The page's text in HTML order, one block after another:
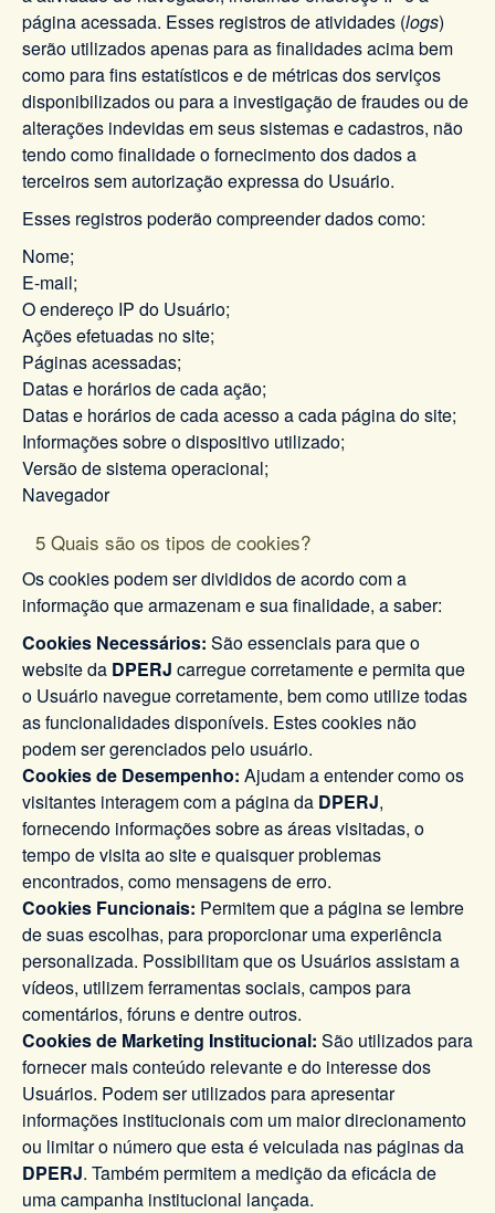
página acessada. Esses registros de atividades (logs)
serão utilizados apenas para as finalidades acima bem
como para fins estatísticos e de métricas dos serviços
disponibilizados ou para a investigação de fraudes ou de
alterações indevidas em seus sistemas e cadastros, não
tendo como finalidade o fornecimento dos dados a
terceiros sem autorização expressa do Usuário.
Esses registros poderão compreender dados como:
Nome;
E-mail;
O endereço IP do Usuário;
Ações efetuadas no site;
Páginas acessadas;
Datas e horários de cada ação;
Datas e horários de cada acesso a cada página do site;
Informações sobre o dispositivo utilizado;
Versão de sistema operacional;
Navegador
5 Quais são os tipos de cookies?
Os cookies podem ser divididos de acordo com a
informação que armazenam e sua finalidade, a saber:
Cookies Necessários: São essenciais para que o
website da DPERJ carregue corretamente e permita que
o Usuário navegue corretamente, bem como utilize todas
as funcionalidades disponíveis. Estes cookies não
podem ser gerenciados pelo usuário.
Cookies de Desempenho: Ajudam a entender como os
visitantes interagem com a página da DPERJ,
fornecendo informações sobre as áreas visitadas, o
tempo de visita ao site e quaisquer problemas
encontrados, como mensagens de erro.
Cookies Funcionais: Permitem que a página se lembre
de suas escolhas, para proporcionar uma experiência
personalizada. Possibilitam que os Usuários assistam a
vídeos, utilizem ferramentas sociais, campos para
comentários, fóruns e dentre outros.
Cookies de Marketing Institucional: São utilizados para
fornecer mais conteúdo relevante e do interesse dos
Usuários. Podem ser utilizados para apresentar
informações institucionais com um maior direcionamento
ou limitar o número que esta é veiculada nas páginas da
DPERJ. Também permitem a medição da eficácia de
uma campanha institucional lançada.